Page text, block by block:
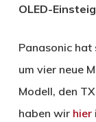
OLED-
Panasonic hat
um vier neue
Modell, den
haben wir hier